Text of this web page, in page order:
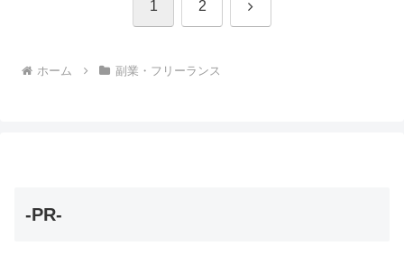
1 2 次
ホーム 副業・フリーランス
-PR-